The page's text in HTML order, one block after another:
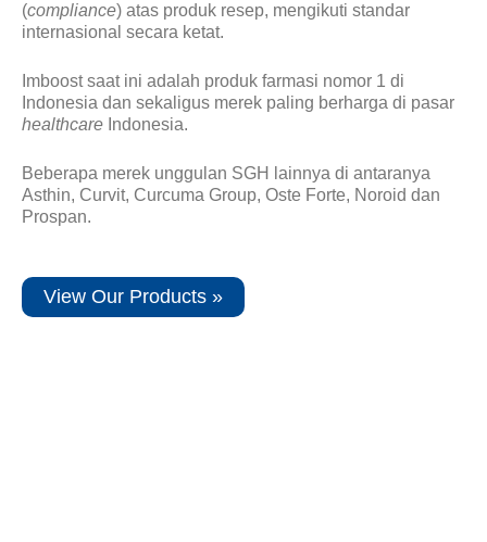
(compliance) atas produk resep, mengikuti standar
internasional secara ketat.
Imboost saat ini adalah produk farmasi nomor 1 di
Indonesia dan sekaligus merek paling berharga di pasar
healthcare Indonesia.
Beberapa merek unggulan SGH lainnya di antaranya
Asthin, Curvit, Curcuma Group, Oste Forte, Noroid dan
Prospan.
View Our Products »